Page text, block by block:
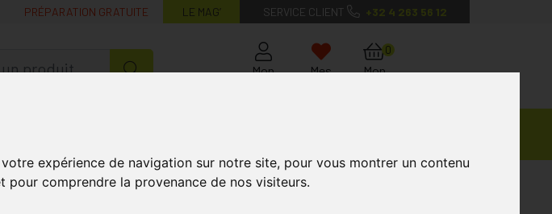
expérience de navigation sur notre site, pour vous montrer un contenu
comprendre la provenance de nos visiteurs.
PRÉPARATION GRATUITE LE MAG’ SERVICE CLIENT +32 4 263 56 12
conseils, mes prix
Mon
Mes
Mon
0
Page 13